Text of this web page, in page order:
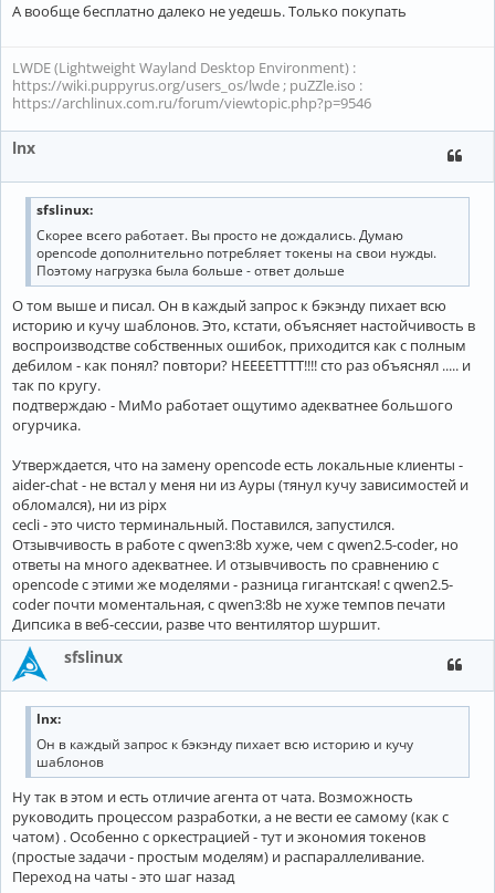
А вообще бесплатно далеко не уедешь. Только покупать
LWDE (Lightweight Wayland Desktop Environment) :
https://wiki.puppyrus.org/users_os/lwde ; puZZle.iso :
https://archlinux.com.ru/forum/viewtopic.php?p=9546
lnx
sfslinux:
Скорее всего работает. Вы просто не дождались. Думаю
opencode дополнительно потребляет токены на свои нужды.
Поэтому нагрузка была больше - ответ дольше
О том выше и писал. Он в каждый запрос к бэкэнду пихает всю
историю и кучу шаблонов. Это, кстати, объясняет настойчивость в
воспроизводстве собственных ошибок, приходится как с полным
дебилом - как понял? повтори? НЕЕЕЕТТТТ!!!! сто раз объяснял ..... и
так по кругу.
подтверждаю - МиМо работает ощутимо адекватнее большого
огурчика.
Утверждается, что на замену opencode есть локальные клиенты -
aider-chat - не встал у меня ни из Ауры (тянул кучу зависимостей и
обломался), ни из pipx
cecli - это чисто терминальный. Поставился, запустился.
Отзывчивость в работе с qwen3:8b хуже, чем с qwen2.5-coder, но
ответы на много адекватнее. И отзывчивость по сравнению с
opencode с этими же моделями - разница гигантская! с qwen2.5-
coder почти моментальная, с qwen3:8b не хуже темпов печати
Дипсика в веб-сессии, разве что вентилятор шуршит.
sfslinux
lnx:
Он в каждый запрос к бэкэнду пихает всю историю и кучу
шаблонов
Ну так в этом и есть отличие агента от чата. Возможность
руководить процессом разработки, а не вести ее самому (как с
чатом) . Особенно с оркестрацией - тут и экономия токенов
(простые задачи - простым моделям) и распараллеливание.
Переход на чаты - это шаг назад